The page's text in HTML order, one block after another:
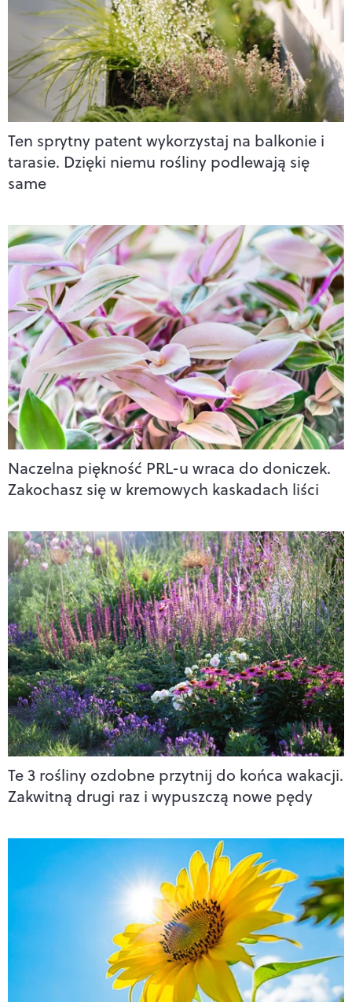
Ten sprytny patent wykorzystaj na balkonie i
tarasie. Dzięki niemu rośliny podlewają się
same
Naczelna piękność PRL-u wraca do doniczek.
Zakochasz się w kremowych kaskadach liści
Te 3 rośliny ozdobne przytnij do końca wakacji.
Zakwitną drugi raz i wypuszczą nowe pędy